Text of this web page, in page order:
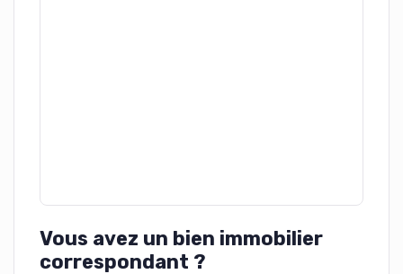
Vous avez un bien immobilier
correspondant ?